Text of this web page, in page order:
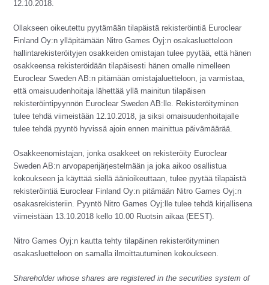
12.10.2018.
Ollakseen oikeutettu pyytämään tilapäistä rekisteröintiä Euroclear
Finland Oy:n ylläpitämään Nitro Games Oyj:n osakasluetteloon
hallintarekisteröityjen osakkeiden omistajan tulee pyytää, että hänen
osakkeensa rekisteröidään tilapäisesti hänen omalle nimelleen
Euroclear Sweden AB:n pitämään omistajaluetteloon, ja varmistaa,
että omaisuudenhoitaja lähettää yllä mainitun tilapäisen
rekisteröintipyynnön Euroclear Sweden AB:lle. Rekisteröityminen
tulee tehdä viimeistään 12.10.2018, ja siksi omaisuudenhoitajalle
tulee tehdä pyyntö hyvissä ajoin ennen mainittua päivämäärää.
Osakkeenomistajan, jonka osakkeet on rekisteröity Euroclear
Sweden AB:n arvopaperijärjestelmään ja joka aikoo osallistua
kokoukseen ja käyttää siellä äänioikeuttaan, tulee pyytää tilapäistä
rekisteröintiä Euroclear Finland Oy:n pitämään Nitro Games Oyj:n
osakasrekisteriin. Pyyntö Nitro Games Oyj:lle tulee tehdä kirjallisena
viimeistään 13.10.2018 kello 10.00 Ruotsin aikaa (EEST).
Nitro Games Oyj:n kautta tehty tilapäinen rekisteröityminen
osakasluetteloon on samalla ilmoittautuminen kokoukseen.
Shareholder whose shares are registered in the securities system of